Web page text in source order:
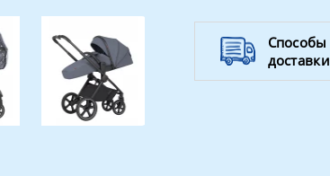
Способы
доставки